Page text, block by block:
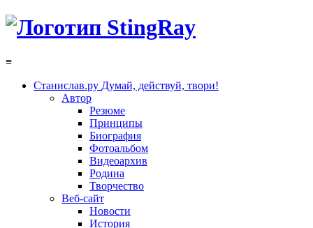
≡
Станислав.ру Думай, действуй, твори!
Автор
Резюме
Принципы
Биография
Фотоальбом
Видеоархив
Родина
Творчество
Веб-сайт
Новости
История